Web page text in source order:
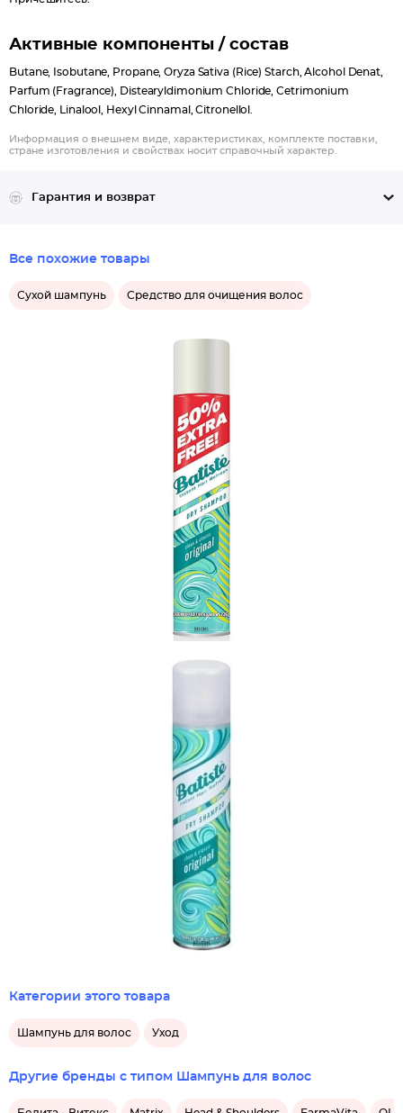
Активные компоненты / состав
Butane, Isobutane, Propane, Oryza Sativa (Rice) Starch, Alcohol Denat,
Parfum (Fragrance), Distearyldimonium Chloride, Cetrimonium
Chloride, Linalool, Hexyl Cinnamal, Citronellol.
Информация о внешнем виде, характеристиках, комплекте поставки,
стране изготовления и свойствах носит справочный характер.
Гарантия и возврат
Все похожие товары
Сухой шампунь Средство для очищения волос
Категории этого товара
Шампунь для волос Уход
Другие бренды с типом Шампунь для волос